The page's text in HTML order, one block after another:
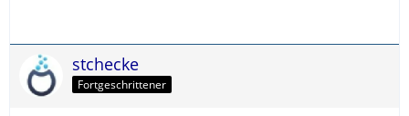
stchecke
Fortgeschrittener